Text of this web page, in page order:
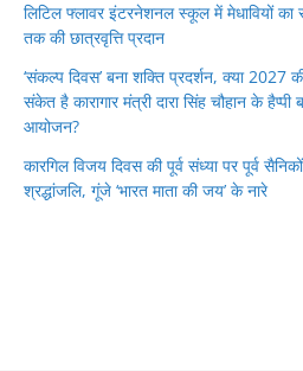
लिटिल फ्लावर इंटरनेशनल स्कूल में मेधावियों का
तक की छात्रवृत्ति प्रदान
‘संकल्प दिवस’ बना शक्ति प्रदर्शन, क्या 2027
संकेत है कारागार मंत्री दारा सिंह चौहान के हैप्पी
आयोजन?
कारगिल विजय दिवस की पूर्व संध्या पर पूर्व
श्रद्धांजलि, गूंजे ‘भारत माता की जय’ के नारे